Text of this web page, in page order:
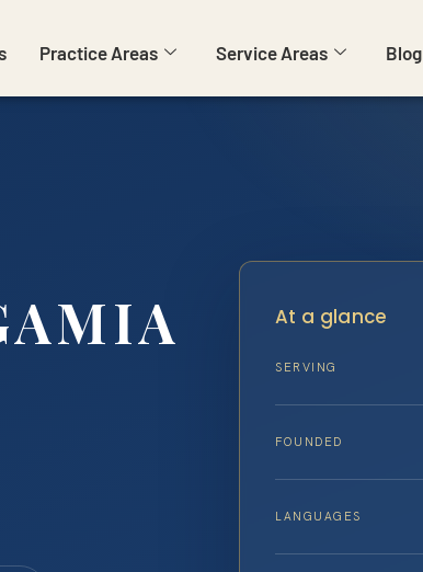
Practice Areas Service Areas Blog
At a glance
SERVING
FOUNDED
LANGUAGES